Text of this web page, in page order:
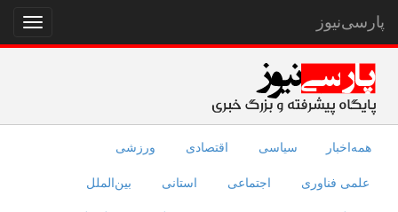
نمایش
منو
پارسی‌نیوز
همه‌اخبار سیاسی اقتصادی ورزشی
علمی فناوری اجتماعی استانی بین‌الملل